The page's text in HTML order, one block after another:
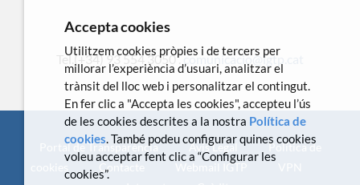
Tel.(+34) 93 554 3050 .comunicacio@igtp.cat
Portal de Transparència Avís Legal
Política de
Contacte Webmail IGTP
Accepta cookies
Utilitzem cookies pròpies i de tercers per
millorar l’experiència d’usuari, analitzar el
trànsit del lloc web i personalitzar el contingut.
En fer clic a "Accepta les cookies", accepteu l’ús
de les cookies descrites a la nostra Política de
cookies. També podeu configurar quines cookies
voleu acceptar fent clic a “Configurar les
cookies”.